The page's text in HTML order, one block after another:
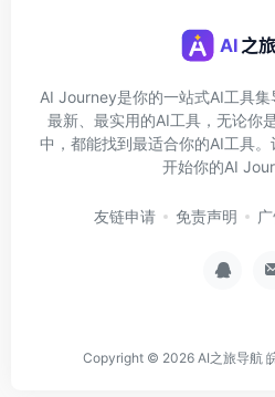
AI Journey是你的一站式AI工具
最新、最实用的AI工具，无论你
中，都能找到最适合你的AI工具。
开始你的AI
友链申请 免责声明
Copyright © 2026 AI之旅导航